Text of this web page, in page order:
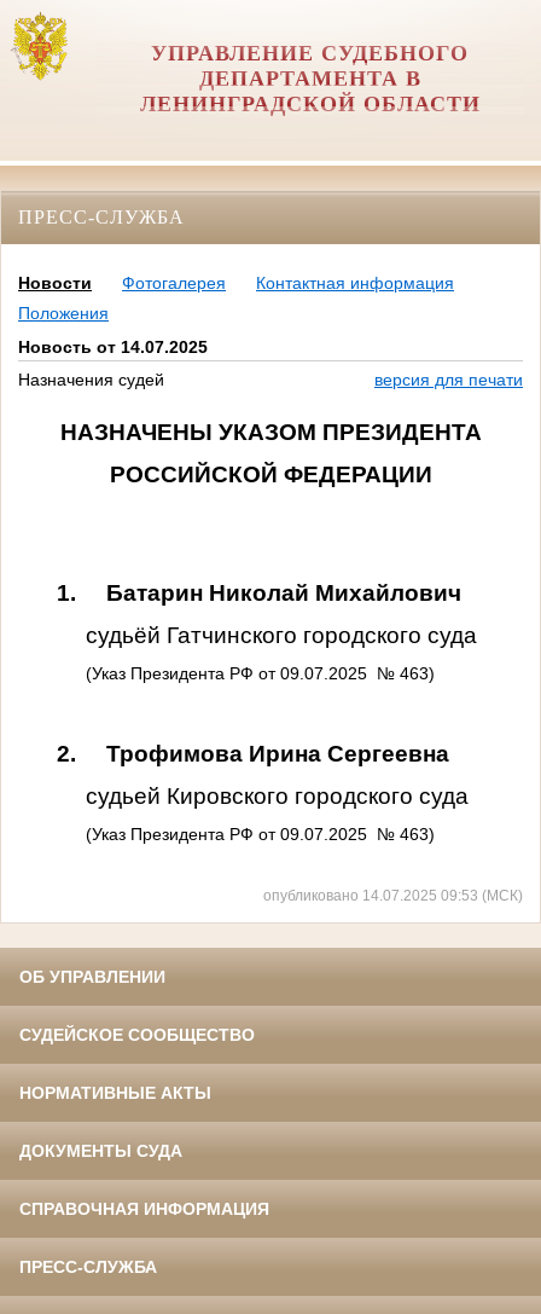
УПРАВЛЕНИЕ СУДЕБНОГО
ДЕПАРТАМЕНТА В
ЛЕНИНГРАДСКОЙ ОБЛАСТИ
ПРЕСС-СЛУЖБА
Новости Фотогалерея
Контактная информация
Положения
Новость от 14.07.2025
Назначения судей
версия для печати
НАЗНАЧЕНЫ УКАЗОМ ПРЕЗИДЕНТА
РОССИЙСКОЙ ФЕДЕРАЦИИ
1.
Батарин Николай Михайлович
судьёй Гатчинского городского суда
(Указ Президента РФ от 09.07.2025 № 463)
2.
Трофимова Ирина Сергеевна
судьей Кировского городского суда
(Указ Президента РФ от 09.07.2025 № 463)
опубликовано 14.07.2025 09:53 (МСК)
ОБ УПРАВЛЕНИИ
СУДЕЙСКОЕ СООБЩЕСТВО
НОРМАТИВНЫЕ АКТЫ
ДОКУМЕНТЫ СУДА
СПРАВОЧНАЯ ИНФОРМАЦИЯ
ПРЕСС-СЛУЖБА